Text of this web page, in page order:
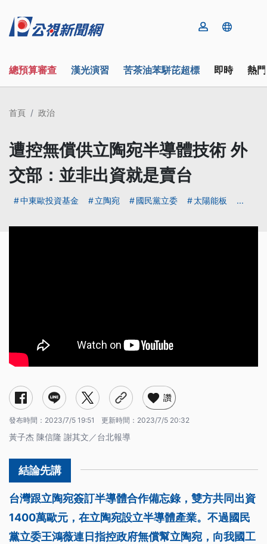
總預算審查 漢光演習 苦茶油苯駢芘超標 即時 熱
首頁 政治
遭控無償供立陶宛半導體技術 外
交部：並非出資就是賣台
中東歐投資基金 立陶宛 國民黨立委 太陽能板 ...
讚
發布時間： 2023/7/5 19:51 更新時間： 2023/7/5 20:32
黃子杰 陳信隆 謝其文／台北報導
台灣跟立陶宛簽訂半導體合作備忘錄，雙方共同出資
1400萬歐元，在立陶宛設立半導體產業。不過國民
黨立委王鴻薇連日指控政府無償幫立陶宛，向我國工